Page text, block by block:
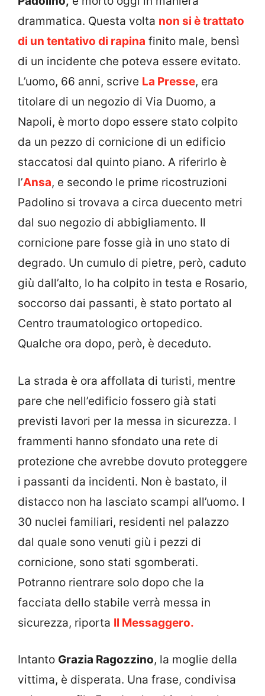
drammatica. Questa volta non si è trattato
di un tentativo di rapina finito male, bensì
di un incidente che poteva essere evitato.
L’uomo, 66 anni, scrive La Presse, era
titolare di un negozio di Via Duomo, a
Napoli, è morto dopo essere stato colpito
da un pezzo di cornicione di un edificio
staccatosi dal quinto piano. A riferirlo è
l’Ansa, e secondo le prime ricostruzioni
Padolino si trovava a circa duecento metri
dal suo negozio di abbigliamento. Il
cornicione pare fosse già in uno stato di
degrado. Un cumulo di pietre, però, caduto
giù dall’alto, lo ha colpito in testa e Rosario,
soccorso dai passanti, è stato portato al
Centro traumatologico ortopedico.
Qualche ora dopo, però, è deceduto.
La strada è ora affollata di turisti, mentre
pare che nell’edificio fossero già stati
previsti lavori per la messa in sicurezza. I
frammenti hanno sfondato una rete di
protezione che avrebbe dovuto proteggere
i passanti da incidenti. Non è bastato, il
distacco non ha lasciato scampi all’uomo. I
30 nuclei familiari, residenti nel palazzo
dal quale sono venuti giù i pezzi di
cornicione, sono stati sgomberati.
Potranno rientrare solo dopo che la
facciata dello stabile verrà messa in
sicurezza, riporta Il Messaggero.
Intanto Grazia Ragozzino, la moglie della
vittima, è disperata. Una frase, condivisa